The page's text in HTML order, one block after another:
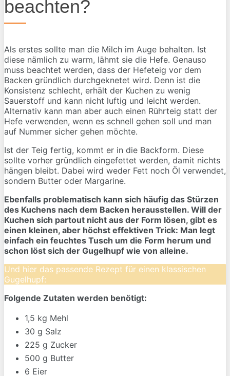
beachten?
Als erstes sollte man die Milch im Auge behalten. Ist
diese nämlich zu warm, lähmt sie die Hefe. Genauso
muss beachtet werden, dass der Hefeteig vor dem
Backen gründlich durchgeknetet wird. Denn ist die
Konsistenz schlecht, erhält der Kuchen zu wenig
Sauerstoff und kann nicht luftig und leicht werden.
Alternativ kann man aber auch einen Rührteig statt der
Hefe verwenden, wenn es schnell gehen soll und man
auf Nummer sicher gehen möchte.
Ist der Teig fertig, kommt er in die Backform. Diese
sollte vorher gründlich eingefettet werden, damit nichts
hängen bleibt. Dabei wird weder Fett noch Öl verwendet,
sondern Butter oder Margarine.
Ebenfalls problematisch kann sich häufig das Stürzen
des Kuchens nach dem Backen herausstellen. Will der
Kuchen sich partout nicht aus der Form lösen, gibt es
einen kleinen, aber höchst effektiven Trick: Man legt
einfach ein feuchtes Tusch um die Form herum und
schon löst sich der Gugelhupf wie von alleine.
Und hier das passende Rezept für einen klassischen
Gugelhupf:
Folgende Zutaten werden benötigt:
1,5 kg Mehl
30 g Salz
225 g Zucker
500 g Butter
6 Eier